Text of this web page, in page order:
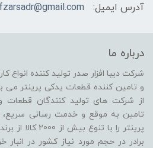
آدرس ایمیل:
درباره ما
شرکت دیبا افزار صدر تولید کننده انواع
و تامین کننده قطعات یدکی پرینتر می
از شرکت های تولید کنندگان
تامین به موقع و خدمت رسانی سریع،
پرینتر را با
برادر در حجم مورد نیاز کشور در